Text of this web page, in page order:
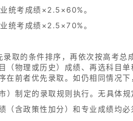
统考成绩×2.5×60%。
统考成绩×2.5×70%。
取的条件排序，再依次按高考
（物理或历史）成绩、再选科目
前者优先录取。如仍相同情况下
制定的录取规则执行。无具体规
含政策性加分）和专业成绩均